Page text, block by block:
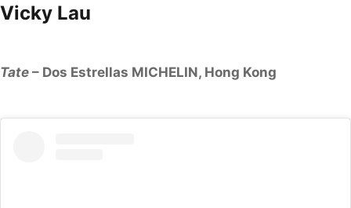
Vicky Lau
Tate – Dos Estrellas MICHELIN, Hong Kong